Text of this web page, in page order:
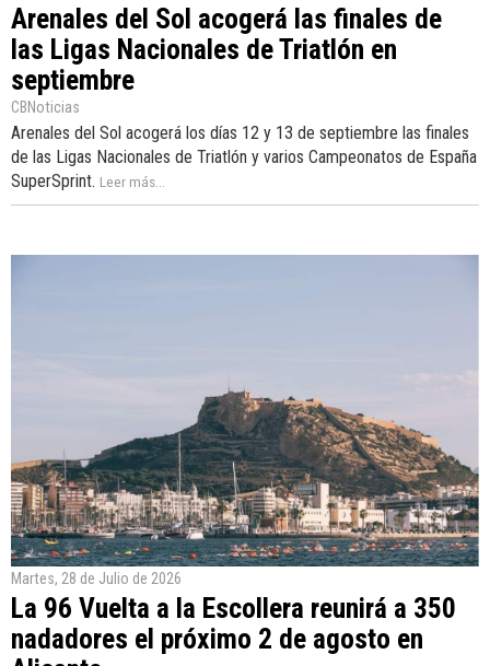
Arenales del Sol acogerá las finales de
las Ligas Nacionales de Triatlón en
septiembre
CBNoticias
Arenales del Sol acogerá los días 12 y 13 de septiembre las finales
de las Ligas Nacionales de Triatlón y varios Campeonatos de España
SuperSprint. Leer más...
Martes, 28 de Julio de 2026
La 96 Vuelta a la Escollera reunirá a 350
nadadores el próximo 2 de agosto en